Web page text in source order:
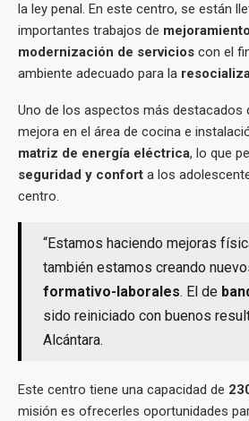
la ley penal. En este centro, se están
importantes trabajos de
modernización de servicios con el
ambiente adecuado para la
Uno de los aspectos más destacados
mejora en el área de cocina e
matriz de energía eléctrica, lo que
seguridad y confort a los
centro.
“Estamos haciendo mejoras
también estamos creando
formativo-laborales. El de
sido reiniciado con buenos
Alcántara.
Este centro tiene una capacidad de
misión es ofrecerles oportunidades